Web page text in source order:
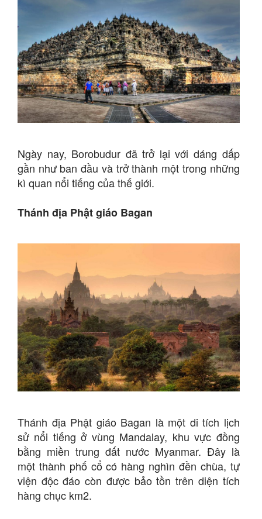
Ngày nay, Borobudur đã trở lại với dáng dấp
gần như ban đầu và trở thành một trong những
kì quan nổi tiếng của thế giới.
Thánh địa Phật giáo Bagan
Thánh địa Phật giáo Bagan là một di tích lịch
sử nổi tiếng ở vùng Mandalay, khu vực đồng
bằng miền trung đất nước Myanmar. Đây là
một thành phố cổ có hàng nghìn đền chùa, tự
viện độc đáo còn được bảo tồn trên diện tích
hàng chục km2.